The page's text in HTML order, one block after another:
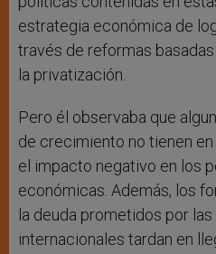
estrategia económica de
través de reformas
la privatización.
Pero él observaba que
de crecimiento no tienen
el impacto negativo en los
económicas. Además, los
la deuda prometidos por
internacionales tardan en